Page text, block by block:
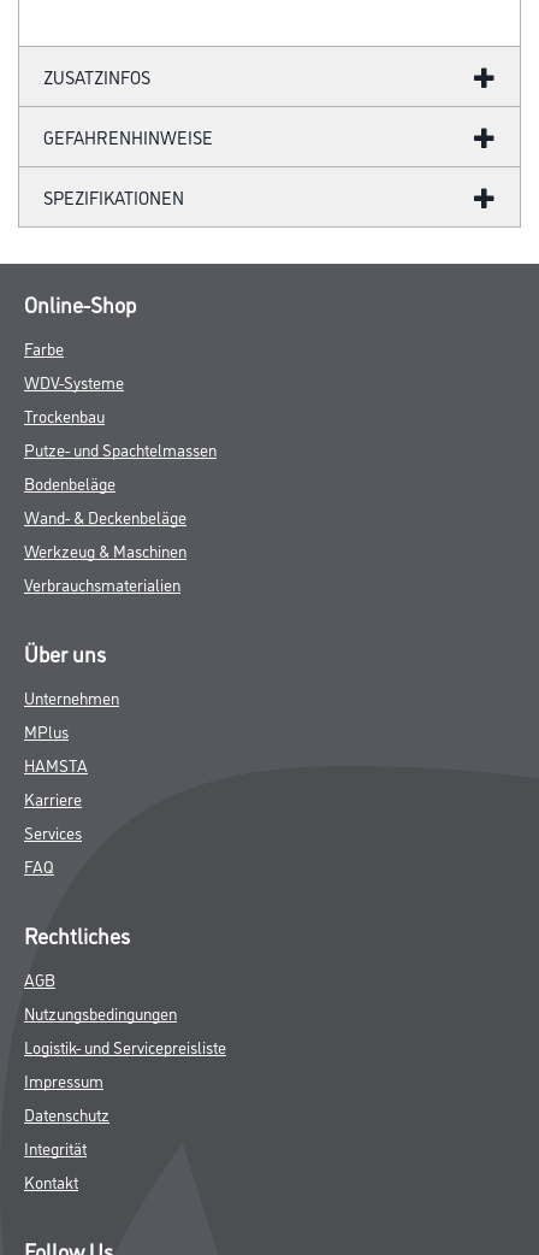
ZUSATZINFOS
GEFAHRENHINWEISE
SPEZIFIKATIONEN
Online-Shop
Farbe
WDV-Systeme
Trockenbau
Putze- und Spachtelmassen
Bodenbeläge
Wand- & Deckenbeläge
Werkzeug & Maschinen
Verbrauchsmaterialien
Über uns
Unternehmen
MPlus
HAMSTA
Karriere
Services
FAQ
Rechtliches
AGB
Nutzungsbedingungen
Logistik- und Servicepreisliste
Impressum
Datenschutz
Integrität
Kontakt